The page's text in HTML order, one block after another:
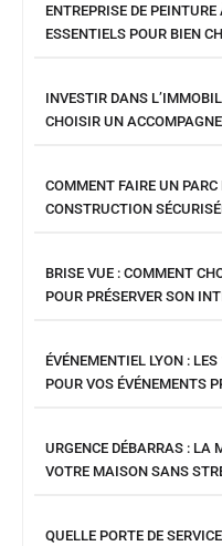
ENTREPRISE DE
ESSENTIELS POUR BIEN
INVESTIR DANS
CHOISIR UN
COMMENT FAIRE UN PARC
CONSTRUCTION
BRISE VUE : COMMENT
POUR PRÉSERVER SON
ÉVÉNEMENTIEL LYON :
POUR VOS ÉVÉNEMENTS
URGENCE DÉBARRAS : LA
VOTRE MAISON SANS
QUELLE PORTE DE